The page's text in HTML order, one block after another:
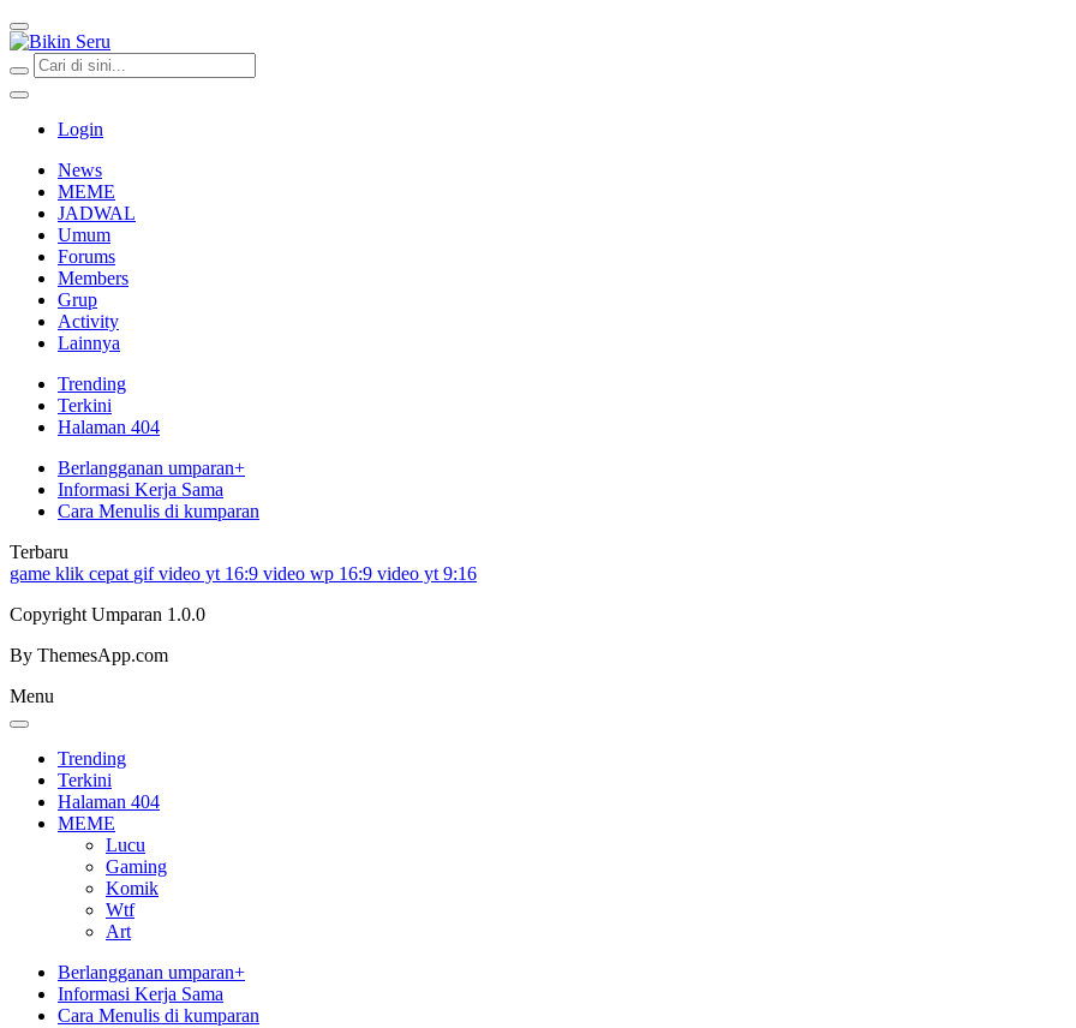
Bikin Seru
Login
News
MEME
JADWAL
Umum
Forums
Members
Grup
Activity
Lainnya
Trending
Terkini
Halaman 404
Berlangganan umparan+
Informasi Kerja Sama
Cara Menulis di kumparan
Terbaru
game klik cepat gif video yt 16:9 video wp 16:9 video yt 9:16
Copyright Umparan 1.0.0
By ThemesApp.com
Menu
Trending
Terkini
Halaman 404
MEME
Lucu
Gaming
Komik
Wtf
Art
Berlangganan umparan+
Informasi Kerja Sama
Cara Menulis di kumparan